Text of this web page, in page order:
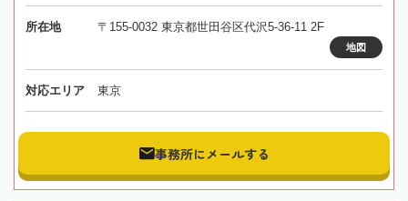
所在地 〒155-0032 東京都世田谷区代沢5-36-11 2F
地図
対応エリア 東京
事務所にメールする